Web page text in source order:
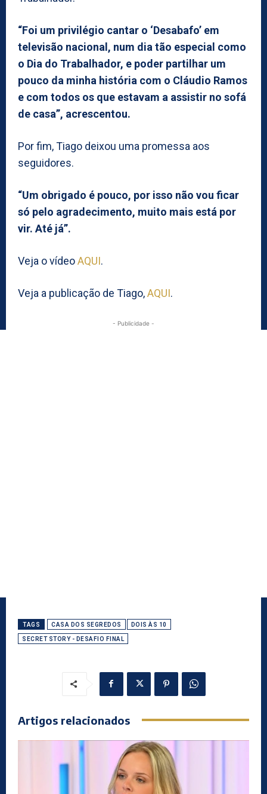
“Foi um privilégio cantar o ‘Desabafo’ em
televisão nacional, num dia tão especial como
o Dia do Trabalhador, e poder partilhar um
pouco da minha história com o Cláudio Ramos
e com todos os que estavam a assistir no sofá
de casa”, acrescentou.
Por fim, Tiago deixou uma promessa aos
seguidores.
“Um obrigado é pouco, por isso não vou ficar
só pelo agradecimento, muito mais está por
vir. Até já”.
Veja o vídeoAQUI.
Veja a publicação de Tiago,AQUI.
- Publicidade -
TAGS CASA DOS SEGREDOS DOIS ÀS 10
SECRET STORY - DESAFIO FINAL
Artigos relacionados